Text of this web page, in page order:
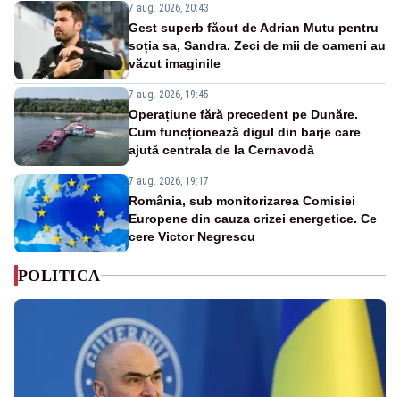
7 aug. 2026, 20:43
Gest superb făcut de Adrian Mutu pentru
soția sa, Sandra. Zeci de mii de oameni au
văzut imaginile
7 aug. 2026, 19:45
Operațiune fără precedent pe Dunăre.
Cum funcționează digul din barje care
ajută centrala de la Cernavodă
7 aug. 2026, 19:17
România, sub monitorizarea Comisiei
Europene din cauza crizei energetice. Ce
cere Victor Negrescu
POLITICA